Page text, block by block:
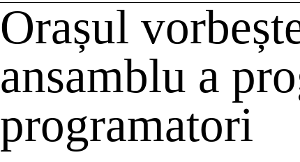
Orașul
ansamblu a
programatori